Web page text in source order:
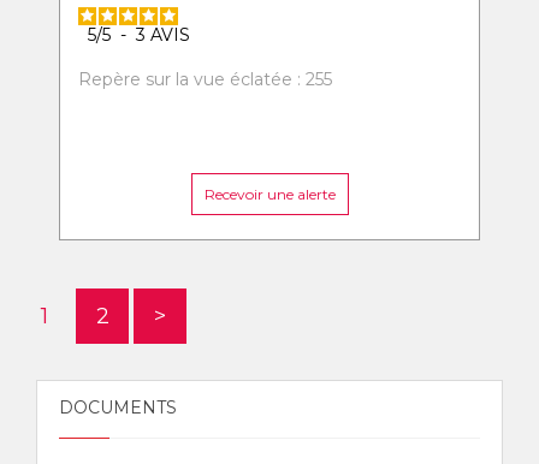
5/5 - 3 AVIS
Repère sur la vue éclatée : 255
Recevoir une alerte
1 2 >
DOCUMENTS